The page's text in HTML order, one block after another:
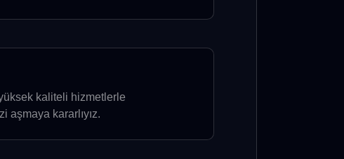
kaliteli hizmetlerle
aşmaya kararlıyız.